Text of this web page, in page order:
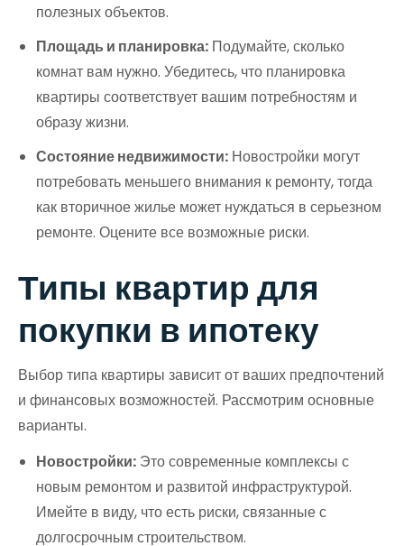
полезных объектов.
Площадь и планировка: Подумайте, сколько
комнат вам нужно. Убедитесь, что планировка
квартиры соответствует вашим потребностям и
образу жизни.
Состояние недвижимости: Новостройки могут
потребовать меньшего внимания к ремонту, тогда
как вторичное жилье может нуждаться в серьезном
ремонте. Оцените все возможные риски.
Типы квартир для
покупки в ипотеку
Выбор типа квартиры зависит от ваших предпочтений
и финансовых возможностей. Рассмотрим основные
варианты.
Новостройки: Это современные комплексы с
новым ремонтом и развитой инфраструктурой.
Имейте в виду, что есть риски, связанные с
долгосрочным строительством.